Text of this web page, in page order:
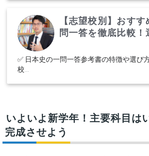
【志望校別】おす
問一答を徹底比較！
✅ 日本史の一問一答参考書の特徴や選び
校...
いよいよ新学年！主要科目は
完成させよう